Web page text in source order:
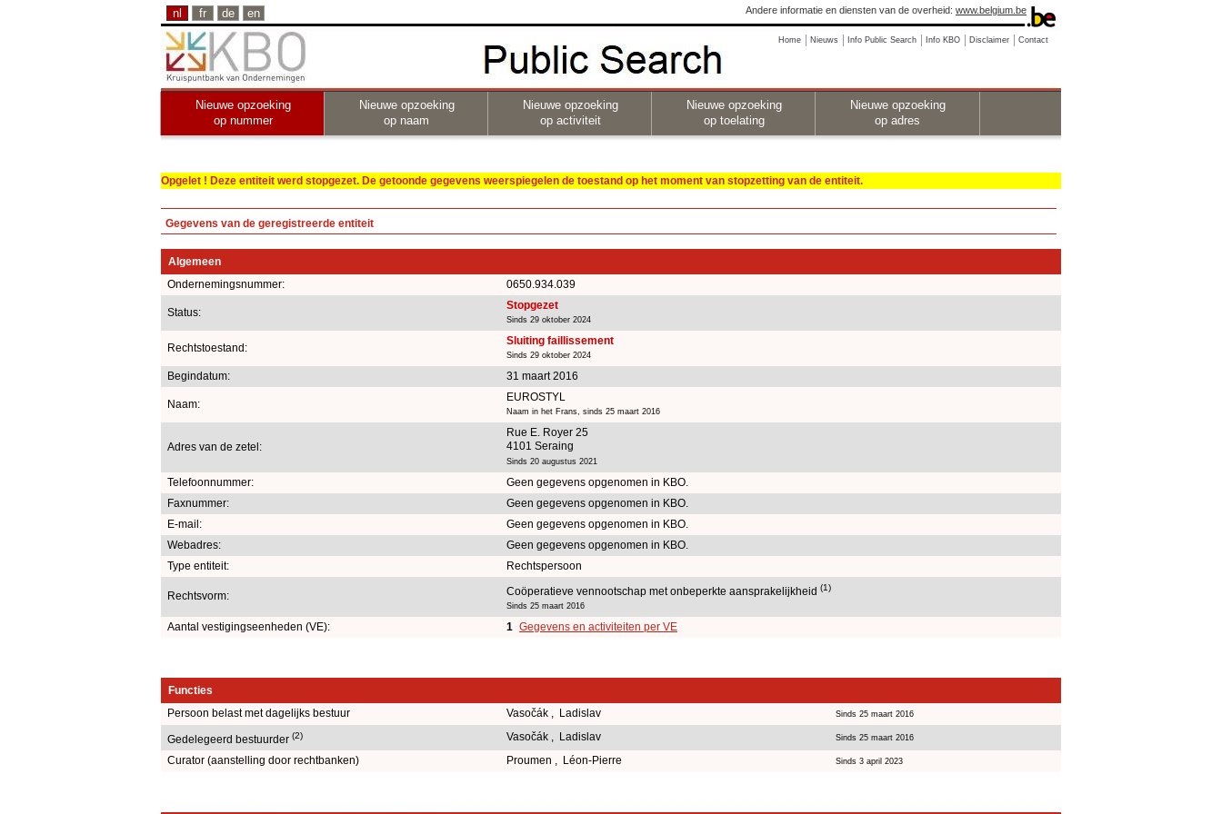
nl fr de en Andere informatie en diensten van de overheid: www.belgium.be
Home Nieuws Info Public Search Info KBO Disclaimer Contact
Nieuwe opzoeking
op nummer
Nieuwe opzoeking
op naam
Nieuwe opzoeking
op activiteit
Nieuwe opzoeking
op toelating
Nieuwe opzoeking
op adres
Opgelet ! Deze entiteit werd stopgezet. De getoonde gegevens weerspiegelen de toestand op het moment van stopzetting van de entiteit.
Gegevens van de geregistreerde entiteit
Algemeen
Ondernemingsnummer:
0650.934.039
Status:
Stopgezet
Sinds 29 oktober 2024
Rechtstoestand:
Sluiting faillissement
Sinds 29 oktober 2024
Begindatum: 31 maart 2016
Naam:
EUROSTYL
Naam in het Frans, sinds 25 maart 2016
Adres van de zetel:
Rue E. Royer 25
4101 Seraing
Sinds 20 augustus 2021
Telefoonnummer:
Geen gegevens opgenomen in KBO.
Faxnummer:
Geen gegevens opgenomen in KBO.
E-mail:
Geen gegevens opgenomen in KBO.
Webadres:
Geen gegevens opgenomen in KBO.
Type entiteit:
Rechtspersoon
Rechtsvorm: Coöperatieve vennootschap met onbeperkte aansprakelijkheid (1)
Sinds 25 maart 2016
Aantal vestigingseenheden (VE): 1 Gegevens en activiteiten per VE
Functies
Persoon belast met dagelijks bestuur
Vasočák , Ladislav Sinds 25 maart 2016
Gedelegeerd bestuurder (2) Vasočák , Ladislav Sinds 25 maart 2016
Curator (aanstelling door rechtbanken) Proumen , Léon-Pierre Sinds 3 april 2023